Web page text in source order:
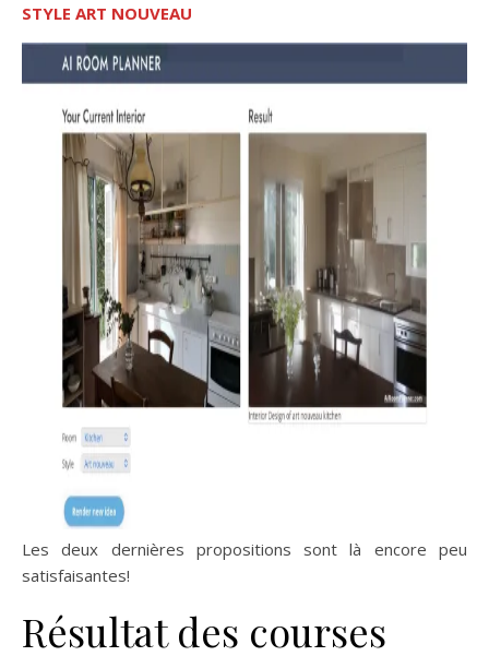
STYLE ART NOUVEAU
Les deux dernières propositions sont là encore peu
satisfaisantes!
Résultat des courses